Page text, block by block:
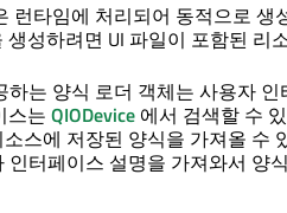
런타임에 처리되어 동적으로 생
성하려면 UI 파일이 포함된 리
하는 양식 로더 객체는 사용자
스는 QIODevice 에서 검색할 수
스에 저장된 양식을 가져올 수
인터페이스 설명을 가져와서 양